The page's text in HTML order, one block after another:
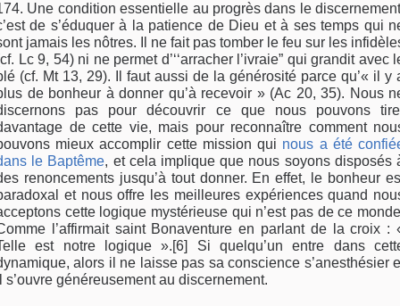
Une condition essentielle au progrès dans le
de s’éduquer à la patience de Dieu et à ses temps qui
jamais les nôtres. Il ne fait pas tomber le feu sur les
Lc 9, 54) ni ne permet d’‘‘arracher l’ivraie” qui grandit avec
(cf. Mt 13, 29). Il faut aussi de la générosité parce qu’« il y
de bonheur à donner qu’à recevoir » (Ac 20, 35). Nous
pas pour découvrir ce que nous pouvons
de cette vie, mais pour reconnaître comment
mieux accomplir cette mission qui nous a été
le Baptême, et cela implique que nous soyons disposés
renoncements jusqu’à tout donner. En effet, le bonheur
et nous offre les meilleures expériences quand
cette logique mystérieuse qui n’est pas de ce
l’affirmait saint Bonaventure en parlant de la croix :
est notre logique ».[6] Si quelqu’un entre dans
alors il ne laisse pas sa conscience s’anesthésier
s’ouvre généreusement au discernement.